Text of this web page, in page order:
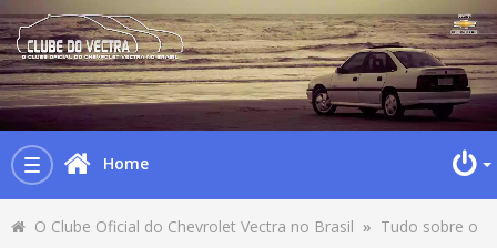
Toggle
navigation
Home
O Clube Oficial do Chevrolet Vectra no Brasil » Tudo sobre o